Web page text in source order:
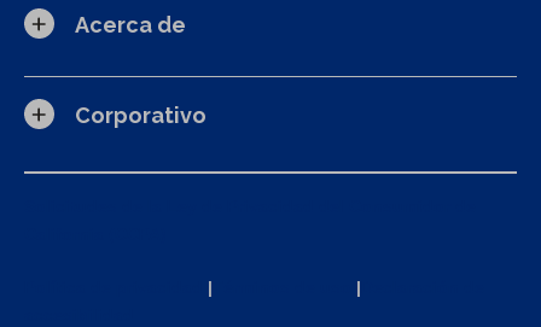
Acerca de
Corporativo
| |